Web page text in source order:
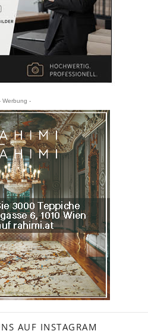
Werbung -
AUF INSTAGRAM